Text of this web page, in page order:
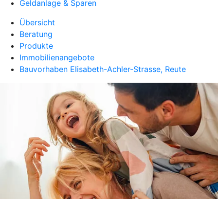
Geldanlage & Sparen
Übersicht
Beratung
Produkte
Immobilienangebote
Bauvorhaben Elisabeth-Achler-Strasse, Reute